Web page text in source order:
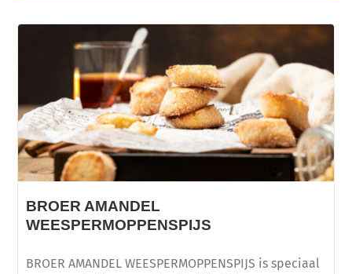
BROER AMANDEL
WEESPERMOPPENSPIJS
BROER AMANDEL WEESPERMOPPENSPIJS is speciaal